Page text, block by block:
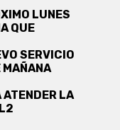
LUNES
QUE
SERVICIO
MAÑANA
ATENDER LA